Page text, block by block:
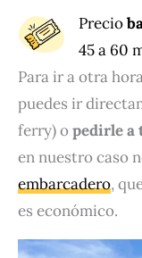
Precio
45 a 60
Para ir a otra
puedes ir
ferry) opedirle a
en nuestro caso
embarcadero,
es económico.